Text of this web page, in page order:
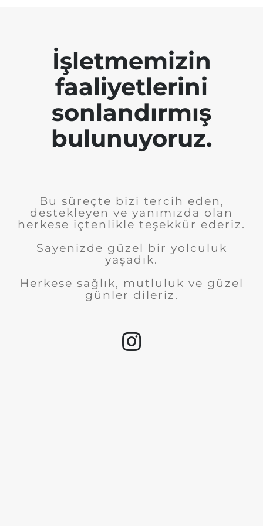
İşletmemizin
faaliyetlerini
sonlandırmış
bulunuyoruz.
Bu süreçte bizi tercih eden,
destekleyen ve yanımızda olan
herkese içtenlikle teşekkür ederiz.
Sayenizde güzel bir yolculuk
yaşadık.
Herkese sağlık, mutluluk ve güzel
günler dileriz.